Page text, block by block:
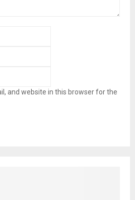
and website in this browser for the